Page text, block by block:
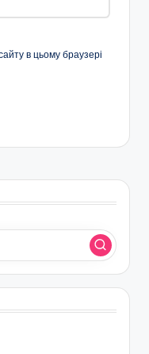
в цьому браузері